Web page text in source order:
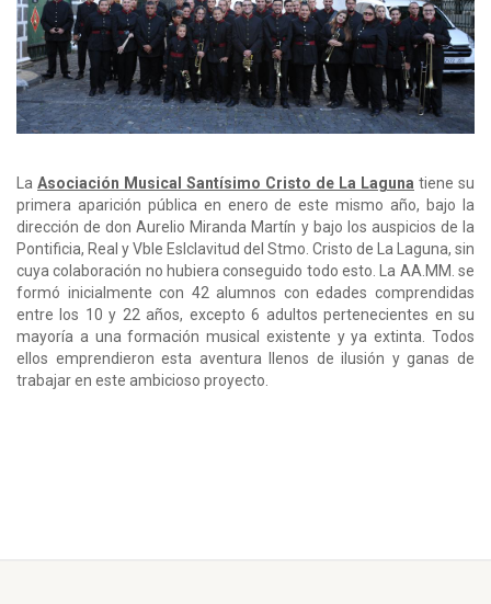
La Asociación Musical Santísimo Cristo de La Laguna tiene su
primera aparición pública en enero de este mismo año, bajo la
dirección de don Aurelio Miranda Martín y bajo los auspicios de la
Pontificia, Real y Vble Eslclavitud del Stmo. Cristo de La Laguna, sin
cuya colaboración no hubiera conseguido todo esto. La AA.MM. se
formó inicialmente con 42 alumnos con edades comprendidas
entre los 10 y 22 años, excepto 6 adultos pertenecientes en su
mayoría a una formación musical existente y ya extinta. Todos
ellos emprendieron esta aventura llenos de ilusión y ganas de
trabajar en este ambicioso proyecto.